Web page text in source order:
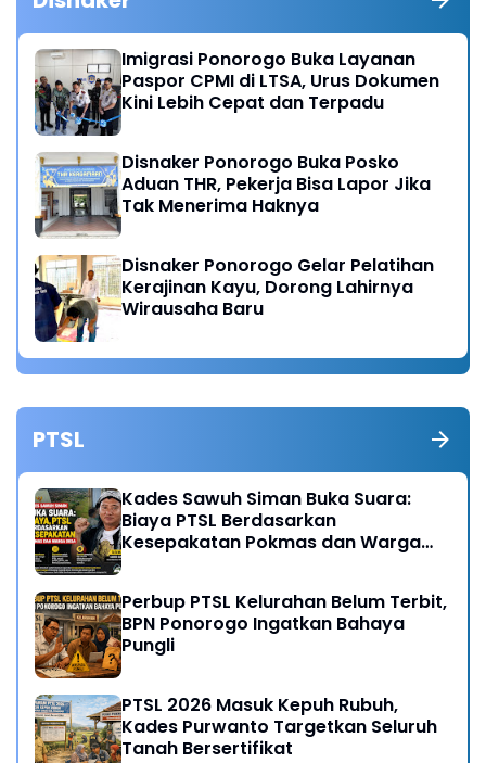
Imigrasi Ponorogo Buka Layanan
Paspor CPMI di LTSA, Urus Dokumen
Kini Lebih Cepat dan Terpadu
Disnaker Ponorogo Buka Posko
Aduan THR, Pekerja Bisa Lapor Jika
Tak Menerima Haknya
Disnaker Ponorogo Gelar Pelatihan
Kerajinan Kayu, Dorong Lahirnya
Wirausaha Baru
PTSL
Kades Sawuh Siman Buka Suara:
Biaya PTSL Berdasarkan
Kesepakatan Pokmas dan Warga
Perbup PTSL Kelurahan Belum Terbit,
BPN Ponorogo Ingatkan Bahaya
Pungli
PTSL 2026 Masuk Kepuh Rubuh,
Kades Purwanto Targetkan Seluruh
Tanah Bersertifikat